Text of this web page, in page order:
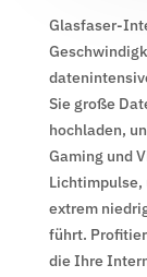
Glasfaser-
Sie große
hochladen,
Gaming und
Lichtimpulse,
extrem
führt.
die Ihre